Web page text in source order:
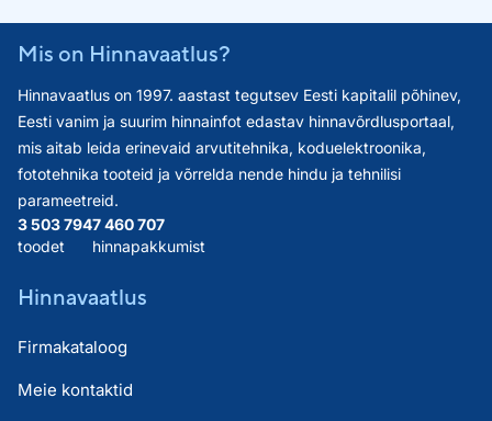
Mis on Hinnavaatlus?
Hinnavaatlus on 1997. aastast tegutsev Eesti kapitalil põhinev,
Eesti vanim ja suurim hinnainfot edastav hinnavõrdlusportaal,
mis aitab leida erinevaid arvutitehnika, koduelektroonika,
fototehnika tooteid ja võrrelda nende hindu ja tehnilisi
parameetreid.
3 503 794
toodet
7 460 707
hinnapakkumist
Hinnavaatlus
Firmakataloog
Meie kontaktid